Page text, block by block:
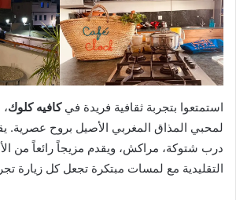
استمتعوا بتجربة ثقافية فريدة فيكافيه كلوك
درب شتوكة، مراكش، ويقدم مزيجاً رائعاً من
التقليدية مع لمسات مبتكرة تجعل كل زيارة